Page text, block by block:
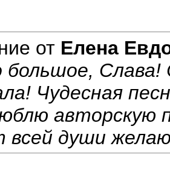
от Елена
большое,
Чудесная
авторскую
всей души